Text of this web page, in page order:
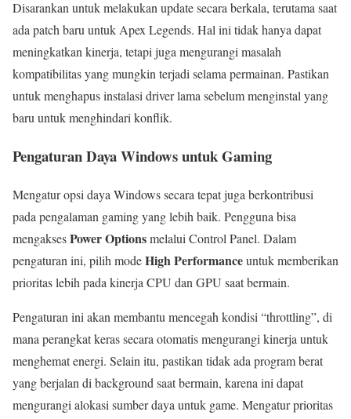
Disarankan untuk melakukan update secara berkala, terutama saat
ada patch baru untuk Apex Legends. Hal ini tidak hanya dapat
meningkatkan kinerja, tetapi juga mengurangi masalah
kompatibilitas yang mungkin terjadi selama permainan. Pastikan
untuk menghapus instalasi driver lama sebelum menginstal yang
baru untuk menghindari konflik.
Pengaturan Daya Windows untuk Gaming
Mengatur opsi daya Windows secara tepat juga berkontribusi
pada pengalaman gaming yang lebih baik. Pengguna bisa
mengaksesPower Optionsmelalui Control Panel. Dalam
pengaturan ini, pilih modeHigh Performanceuntuk memberikan
prioritas lebih pada kinerja CPU dan GPU saat bermain.
Pengaturan ini akan membantu mencegah kondisi “throttling”, di
mana perangkat keras secara otomatis mengurangi kinerja untuk
menghemat energi. Selain itu, pastikan tidak ada program berat
yang berjalan di background saat bermain, karena ini dapat
mengurangi alokasi sumber daya untuk game. Mengatur prioritas